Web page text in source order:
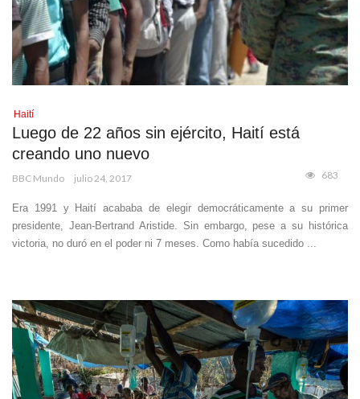
Haití
Luego de 22 años sin ejército, Haití está
creando uno nuevo
BBC Mundo julio 24, 2017 683
Era 1991 y Haití acababa de elegir democráticamente a su primer
presidente, Jean-Bertrand Aristide. Sin embargo, pese a su histórica
victoria, no duró en el poder ni 7 meses. Como había sucedido ...